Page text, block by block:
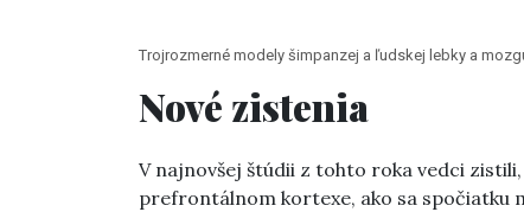
Trojrozmerné modely šimpanzej a ľudskej lebky a
Nové zistenia
V najnovšej štúdii z tohto roka vedci
prefrontálnom kortexe, ako sa spočiatku